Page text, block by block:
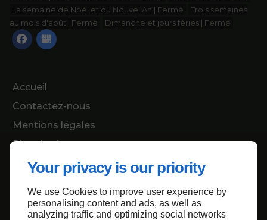
Your privacy is our priority
We use Cookies to improve user experience by
personalising content and ads, as well as
analyzing traffic and optimizing social networks
La semaine de Noël et du Nouvel An | Fermé
Trois semaines
au mois d'août | Fermé
Dimanche et jours fériés | Fermé
Accueil
Contactez-nous
Mentions légales
Plan du site
Haut de page